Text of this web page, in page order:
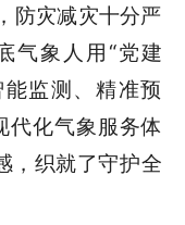
防灾减灾十分严
气象人用 “党建
能监测、精准预
代化气象服务体
，织就了守护全